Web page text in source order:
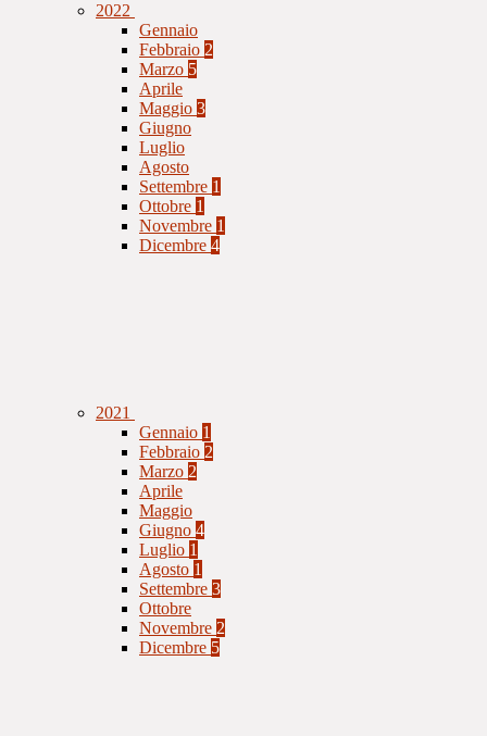
2022
Gennaio
Febbraio 2
Marzo 5
Aprile
Maggio 3
Giugno
Luglio
Agosto
Settembre 1
Ottobre 1
Novembre 1
Dicembre 4
2021
Gennaio 1
Febbraio 2
Marzo 2
Aprile
Maggio
Giugno 4
Luglio 1
Agosto 1
Settembre 3
Ottobre
Novembre 2
Dicembre 5